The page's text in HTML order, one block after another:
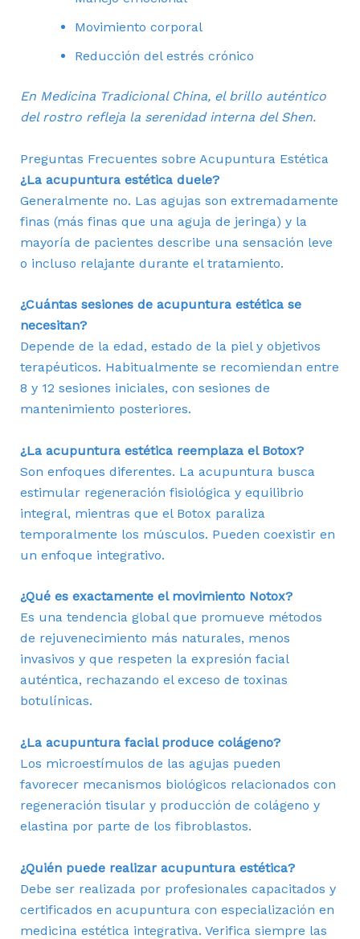
Movimiento corporal
Reducción del estrés crónico
En Medicina Tradicional China, el brillo auténtico
del rostro refleja la serenidad interna del Shen.
Preguntas Frecuentes sobre Acupuntura Estética
¿La acupuntura estética duele?
Generalmente no. Las agujas son extremadamente
finas (más finas que una aguja de jeringa) y la
mayoría de pacientes describe una sensación leve
o incluso relajante durante el tratamiento.
¿Cuántas sesiones de acupuntura estética se
necesitan?
Depende de la edad, estado de la piel y objetivos
terapéuticos. Habitualmente se recomiendan entre
8 y 12 sesiones iniciales, con sesiones de
mantenimiento posteriores.
¿La acupuntura estética reemplaza el Botox?
Son enfoques diferentes. La acupuntura busca
estimular regeneración fisiológica y equilibrio
integral, mientras que el Botox paraliza
temporalmente los músculos. Pueden coexistir en
un enfoque integrativo.
¿Qué es exactamente el movimiento Notox?
Es una tendencia global que promueve métodos
de rejuvenecimiento más naturales, menos
invasivos y que respeten la expresión facial
auténtica, rechazando el exceso de toxinas
botulínicas.
¿La acupuntura facial produce colágeno?
Los microestímulos de las agujas pueden
favorecer mecanismos biológicos relacionados con
regeneración tisular y producción de colágeno y
elastina por parte de los fibroblastos.
¿Quién puede realizar acupuntura estética?
Debe ser realizada por profesionales capacitados y
certificados en acupuntura con especialización en
medicina estética integrativa. Verifica siempre las